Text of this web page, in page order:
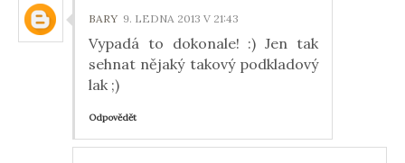
BARY 9. LEDNA 2013 V 21:43
Vypadá to dokonale! :) Jen tak
sehnat nějaký takový podkladový
lak ;)
Odpovědět